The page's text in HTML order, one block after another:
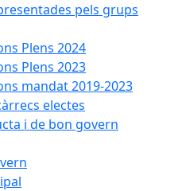
pels grups
Plens 2024
Plens 2023
mandat 2019-2023
electes
i de bon govern